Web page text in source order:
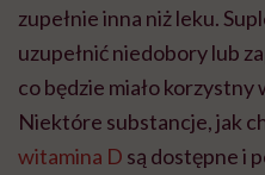
zupełnie inna niż leku.
uzupełnić niedobory lub
co będzie miało korzystny
Niektóre substancje, jak
witamina D są dostępne i